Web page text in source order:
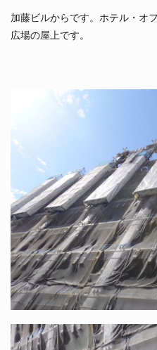
加藤ビルからです。ホテル・オ
広場の屋上です。